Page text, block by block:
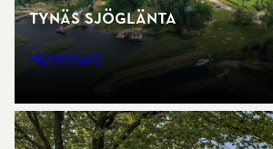
Tynäs Sjöglänta
Hammarö